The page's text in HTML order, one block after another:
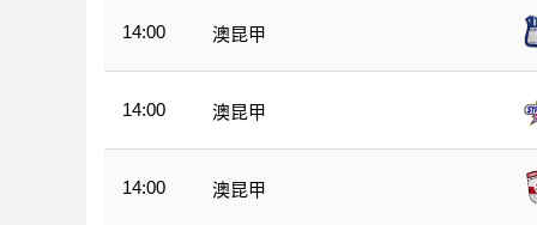
14:00 澳昆甲
14:00 澳昆甲
14:00 澳昆甲